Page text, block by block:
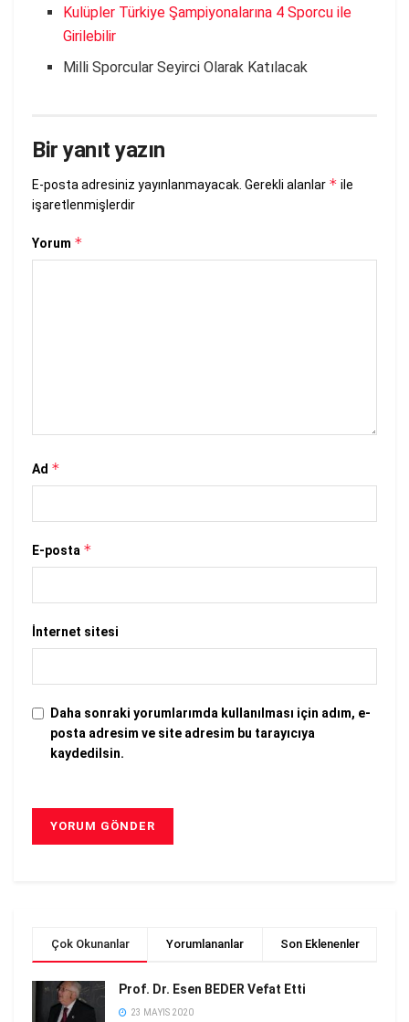
Kulüpler Türkiye Şampiyonalarına 4 Sporcu ile
Girilebilir
Milli Sporcular Seyirci Olarak Katılacak
Bir yanıt yazın
E-posta adresiniz yayınlanmayacak. Gerekli alanlar * ile
işaretlenmişlerdir
Yorum *
Ad *
E-posta *
İnternet sitesi
Daha sonraki yorumlarımda kullanılması için adım, e-
posta adresim ve site adresim bu tarayıcıya
kaydedilsin.
Çok Okunanlar Yorumlananlar Son Eklenenler
Prof. Dr. Esen BEDER Vefat Etti
23 MAYIS 2020